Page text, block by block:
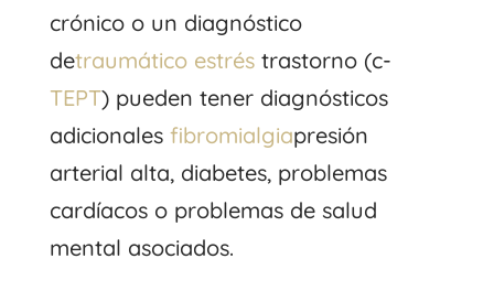
crónico o un diagnóstico
detraumático estréstrastorno (c-
TEPT) pueden tener diagnósticos
adicionales fibromialgiapresión
arterial alta, diabetes, problemas
cardíacos o problemas de salud
mental asociados.